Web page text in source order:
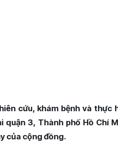
cứu, khám bệnh và thực
3, Thành phố Hồ Chí
của cộng đồng.